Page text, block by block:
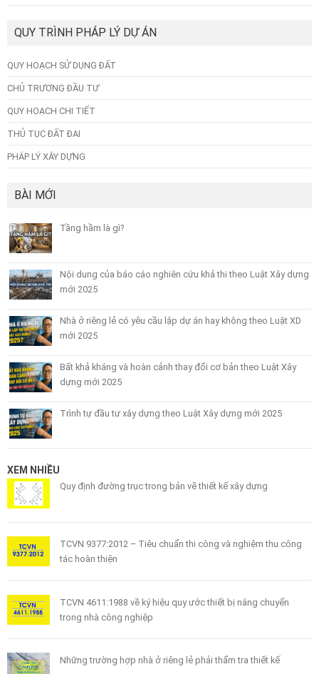
QUY TRÌNH PHÁP LÝ DỰ ÁN
QUY HOẠCH SỬ DỤNG ĐẤT
CHỦ TRƯƠNG ĐẦU TƯ
QUY HOẠCH CHI TIẾT
THỦ TỤC ĐẤT ĐAI
PHÁP LÝ XÂY DỰNG
BÀI MỚI
Tầng hầm là gì?
Nội dung của báo cáo nghiên cứu khả thi theo Luật Xây dựng
mới 2025
Nhà ở riêng lẻ có yêu cầu lập dự án hay không theo Luật XD
mới 2025
Bất khả kháng và hoàn cảnh thay đổi cơ bản theo Luật Xây
dựng mới 2025
Trình tự đầu tư xây dựng theo Luật Xây dựng mới 2025
XEM NHIỀU
Quy định đường trục trong bản vẽ thiết kế xây dựng
TCVN 9377:2012 – Tiêu chuẩn thi công và nghiệm thu công
tác hoàn thiện
TCVN 4611:1988 về ký hiệu quy ước thiết bị nâng chuyển
trong nhà công nghiệp
Những trường hợp nhà ở riêng lẻ phải thẩm tra thiết kế